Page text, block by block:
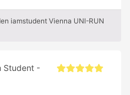
iamstudent Vienna UNI-RUN
Student -